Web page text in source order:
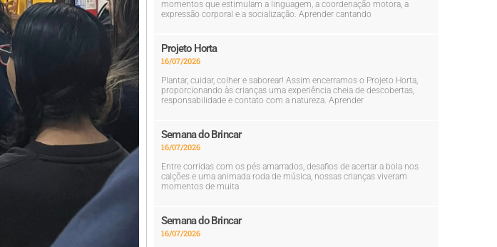
momentos que estimulam a linguagem, a coordenação motora, a
expressão corporal e a socialização. Aprender cantando
Projeto Horta
16/07/2026
Plantar, cuidar, colher e saborear! Assim encerramos o Projeto Horta,
proporcionando às crianças uma experiência cheia de descobertas,
responsabilidade e contato com a natureza. Aprender
Semana do Brincar
16/07/2026
Entre corridas com os pés amarrados, desafios de acertar a bola nos
calções e uma animada roda de música, nossas crianças viveram
momentos de muita
Semana do Brincar
16/07/2026